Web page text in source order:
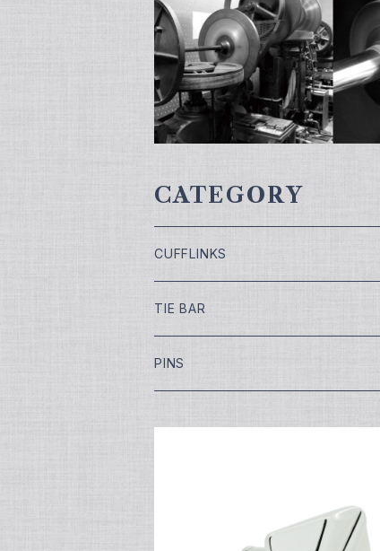
CATEGORY
CUFFLINKS
￥7,700
￥9,900
TIE BAR
￥4,400
PINS